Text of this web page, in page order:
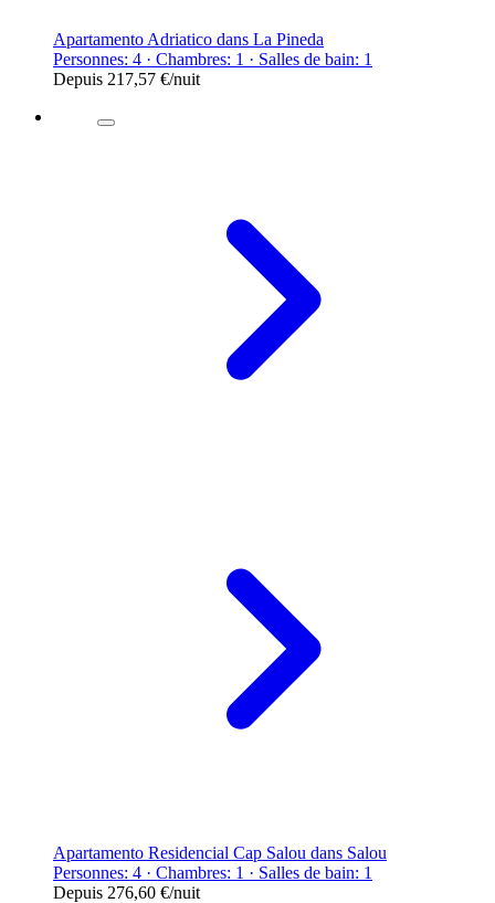
Apartamento Adriatico dans La Pineda
Personnes: 4 · Chambres: 1 · Salles de bain: 1
Depuis 217,57 €/nuit
Apartamento Residencial Cap Salou dans Salou
Personnes: 4 · Chambres: 1 · Salles de bain: 1
Depuis 276,60 €/nuit